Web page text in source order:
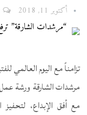
أكتوبر 11, 2018
مرشدات الشارقة ورشة
مع أفق الإبداع، لتحفيز